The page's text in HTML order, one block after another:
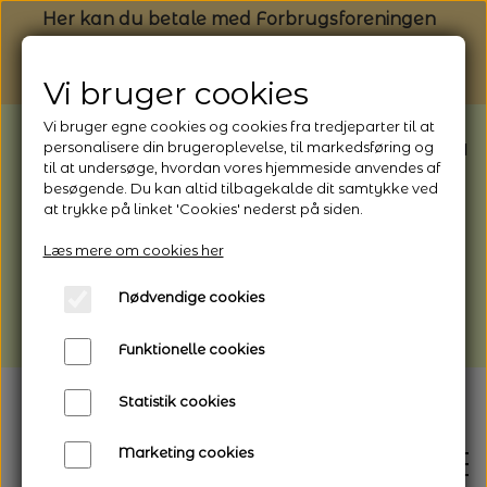
Her kan du betale med Forbrugsforeningen
BEMÆRK: Butikken har ferielukket* fra
1/8 - 9/8 - 2026
*Webshoppen er åben og sender hele
afhentning
Vi gør opmærksom på, at der kan være lidt
længere leveringstid
Vi bruger cookies
Vi bruger egne cookies og cookies fra tredjeparter til at
personalisere din brugeroplevelse, til markedsføring og
til at undersøge, hvordan vores hjemmeside anvendes af
besøgende. Du kan altid tilbagekalde dit samtykke ved
at trykke på linket 'Cookies' nederst på siden.
Læs mere om cookies her
Nødvendige cookies
Funktionelle cookies
Statistik cookies
Marketing cookies